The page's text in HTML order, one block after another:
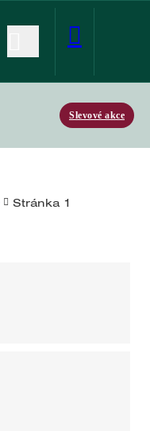
Slevové akce
Stránka 1